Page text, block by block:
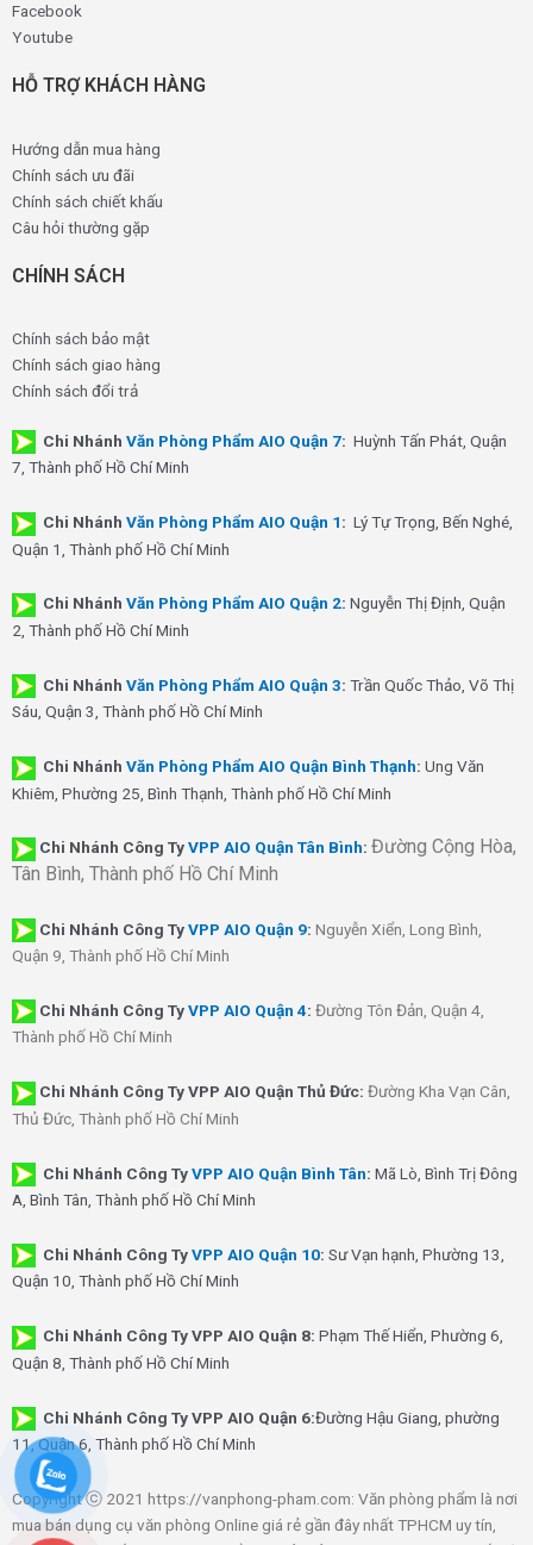
Facebook
Youtube
HỖ TRỢ KHÁCH HÀNG
Hướng dẫn mua hàng
Chính sách ưu đãi
Chính sách chiết khấu
Câu hỏi thường gặp
CHÍNH SÁCH
Chính sách bảo mật
Chính sách giao hàng
Chính sách đổi trả
Chi Nhánh Văn Phòng Phẩm AIO Quận 7: Huỳnh Tấn Phát, Quận
7, Thành phố Hồ Chí Minh
Chi Nhánh Văn Phòng Phẩm AIO Quận 1: Lý Tự Trọng, Bến Nghé,
Quận 1, Thành phố Hồ Chí Minh
Chi Nhánh Văn Phòng Phẩm AIO Quận 2: Nguyễn Thị Định, Quận
2, Thành phố Hồ Chí Minh
Chi Nhánh Văn Phòng Phẩm AIO Quận 3: Trần Quốc Thảo, Võ Thị
Sáu, Quận 3, Thành phố Hồ Chí Minh
Chi Nhánh Văn Phòng Phẩm AIO Quận Bình Thạnh: Ung Văn
Khiêm, Phường 25, Bình Thạnh, Thành phố Hồ Chí Minh
Chi Nhánh Công TyVPP AIO Quận Tân Bình: Đường Cộng Hòa,
Tân Bình, Thành phố Hồ Chí Minh
Chi Nhánh Công TyVPP AIO Quận 9: Nguyễn Xiển, Long Bình,
Quận 9, Thành phố Hồ Chí Minh
Chi Nhánh Công TyVPP AIO Quận 4: Đường Tôn Đản, Quận 4,
Thành phố Hồ Chí Minh
Chi Nhánh Công Ty VPP AIO Quận Thủ Đức: Đường Kha Vạn Cân,
Thủ Đức, Thành phố Hồ Chí Minh
Chi Nhánh Công TyVPP AIO Quận Bình Tân: Mã Lò, Bình Trị Đông
A, Bình Tân, Thành phố Hồ Chí Minh
Chi Nhánh Công TyVPP AIO Quận 10: Sư Vạn hạnh, Phường 13,
Quận 10, Thành phố Hồ Chí Minh
Chi Nhánh Công Ty VPP AIO Quận 8: Phạm Thế Hiển, Phường 6,
Quận 8, Thành phố Hồ Chí Minh
Chi Nhánh Công Ty VPP AIO Quận 6:Đường Hậu Giang, phường
11, Quận 6, Thành phố Hồ Chí Minh
Copyright ⓒ 2021 https://vanphong-pham.com: Văn phòng phẩm là nơi
mua bán dụng cụ văn phòng Online giá rẻ gần đây nhất TPHCM uy tín,